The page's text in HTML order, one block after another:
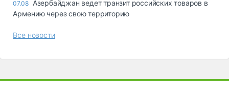
07.08 Азербайджан ведет транзит российских товаров в
Армению через свою территорию
Все новости